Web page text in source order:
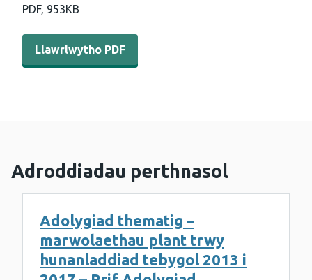
PDF, 953KB
Llawrlwytho PDF - Marwolaethau annisgwyl sydyn
Llawrlwytho PDF
Adroddiadau perthnasol
Adolygiad thematig –
marwolaethau plant trwy
hunanladdiad tebygol 2013 i